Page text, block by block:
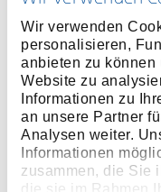
Wir verwenden
personalisieren,
anbieten zu können
Website zu
Informationen zu
an unsere Partner
Analysen weiter.
Informationen
zusammen, die Sie
die sie im Rahmen
Produktlinie
In Anlehnung an
Gerade Form
Oberfläche matt-